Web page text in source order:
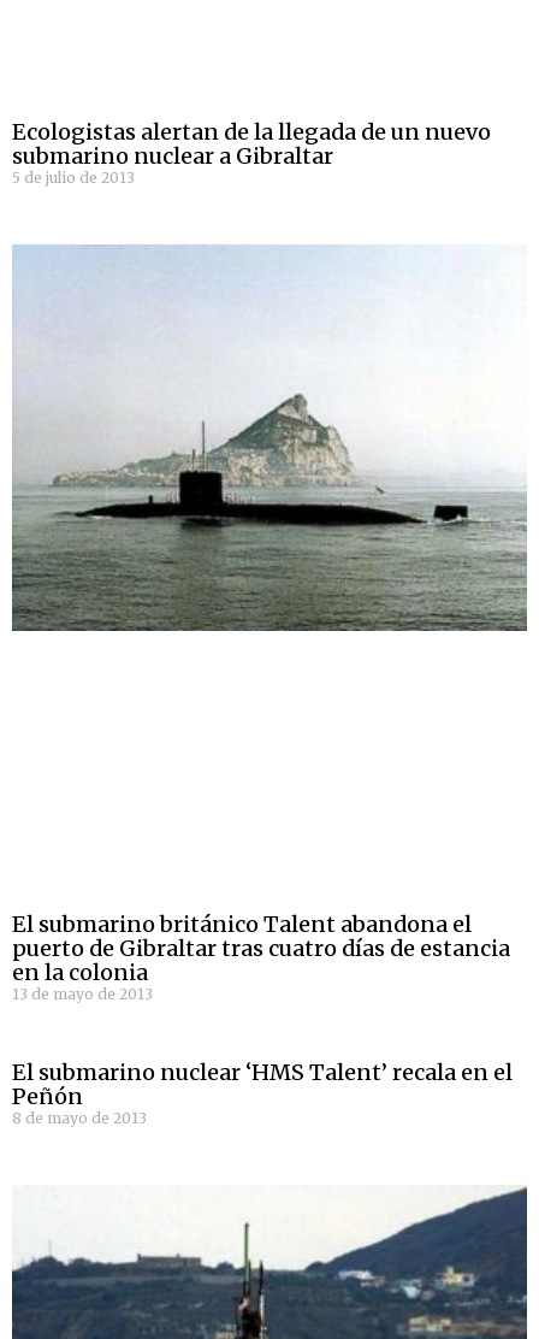
Ecologistas alertan de la llegada de un nuevo
submarino nuclear a Gibraltar
5 de julio de 2013
El submarino británico Talent abandona el
puerto de Gibraltar tras cuatro días de estancia
en la colonia
13 de mayo de 2013
El submarino nuclear ‘HMS Talent’ recala en el
Peñón
8 de mayo de 2013